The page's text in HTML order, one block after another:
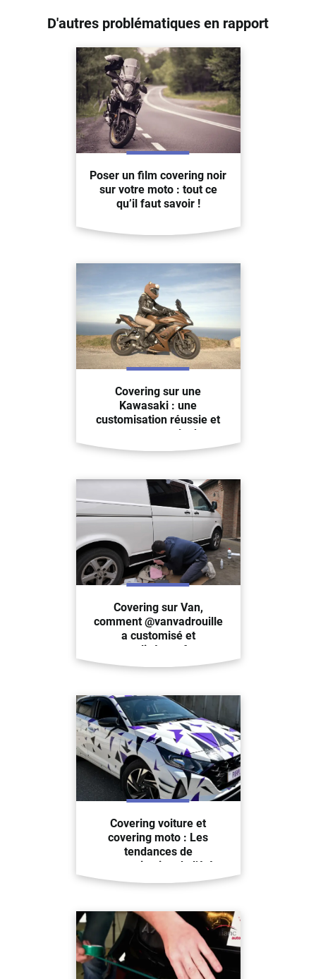
D'autres problématiques en rapport
Poser un film covering noir
sur votre moto : tout ce
qu’il faut savoir !
Covering sur une
Kawasaki : une
customisation réussie et
un nouveau look
Covering sur Van,
comment @vanvadrouille
a customisé et
personnalisé son fourgon
aménagé
Covering voiture et
covering moto : Les
tendances de
customisation de l’été
2023